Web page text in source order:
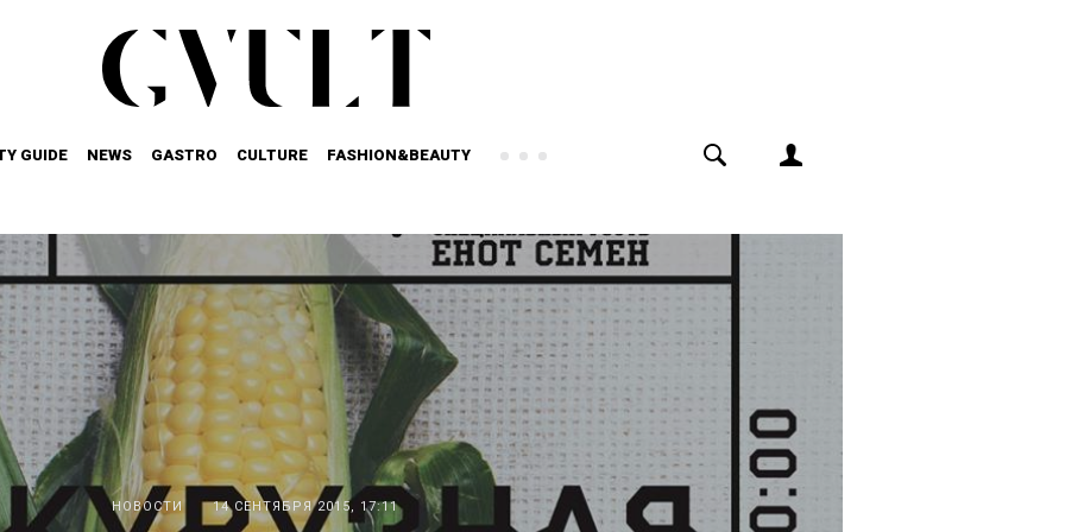
GUIDE NEWS GASTRO CULTURE FASHION&BEAUTY
НОВОСТИ 14 СЕНТЯБРЯ 2015, 17:11